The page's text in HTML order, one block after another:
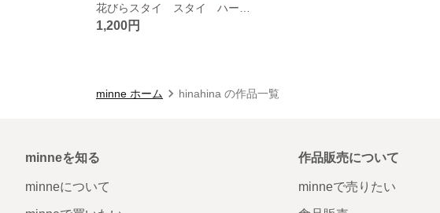
1,200円
minne ホーム hinahina の作品一覧
minneを知る
minneについて
作品販売について
minneで売りたい